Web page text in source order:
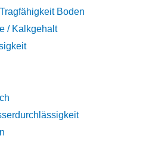
Boden
/ Kalkgehalt